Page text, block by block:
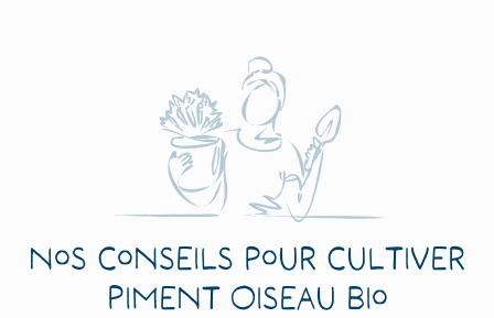
Nos conseils pour cultiver
Piment Oiseau Bio